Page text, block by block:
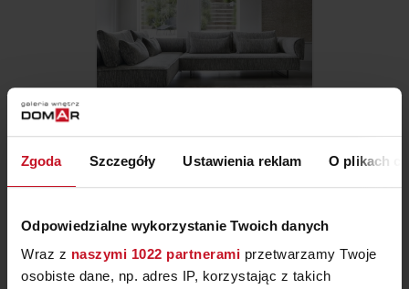
Zgoda Szczegóły Ustawienia reklam O plikach
Odpowiedzialne wykorzystanie Twoich danych
Wraz z naszymi 1022 partnerami przetwarzamy Twoje
osobiste dane, np. adres IP, korzystając z takich
NAROŻNIK MODUŁOWY
OPTICO